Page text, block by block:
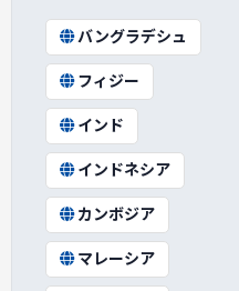
バングラデシュ
フィジー
インド
インドネシア
カンボジア
マレーシア